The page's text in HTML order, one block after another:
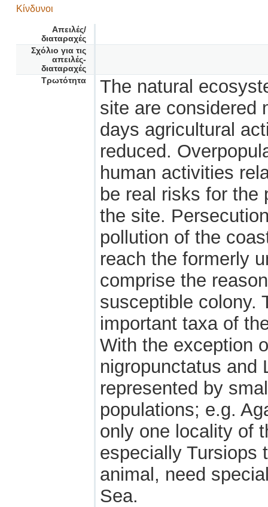
Κίνδυνοι
Απειλές/
διαταραχές
Σχόλιο για τις
απειλές-
διαταραχές
Τρωτότητα
The natural
site are considered
days agricultural
reduced.
human activities
be real risks for the
the site.
pollution of the
reach the formerly
comprise the
susceptible colony.
important taxa of
With the exception
nigropunctatus and
represented by
populations; e.g.
only one locality of
especially Tursiops
animal, need
Sea.